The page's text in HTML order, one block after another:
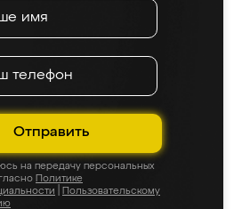
Отправить
на передачу персональных
Политике
Пользовательскому